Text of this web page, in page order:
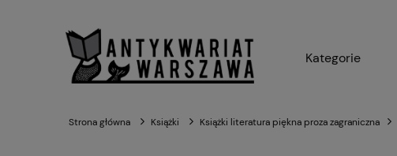
Kategorie
Strona główna Książki Książki literatura piękna proza zagraniczna